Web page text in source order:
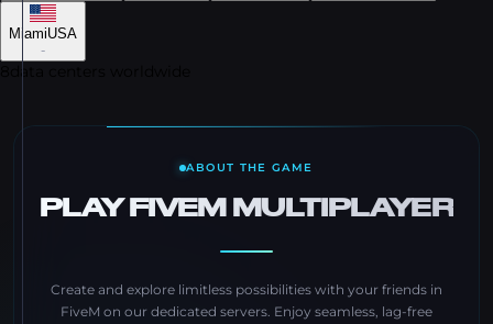
MiamiUSA
-
ABOUT THE GAME
PLAY FIVEM MULTIPLAYER
Create and explore limitless possibilities with your friends in
FiveM on our dedicated servers. Enjoy seamless, lag-free